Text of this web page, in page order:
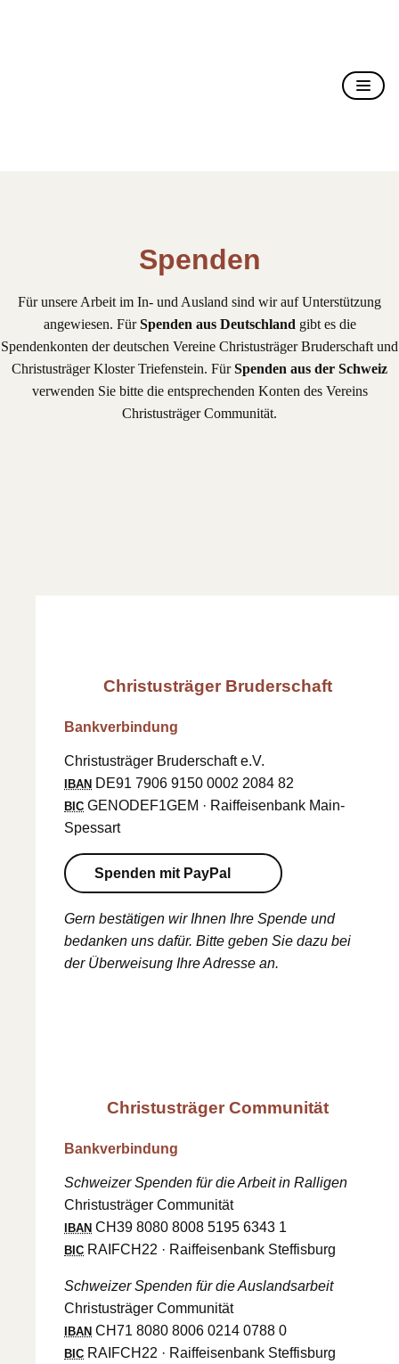
Spenden
Für unsere Arbeit im In- und Ausland sind wir auf Unterstützung
angewiesen. FürSpenden aus Deutschland gibt es die
Spendenkonten der deutschen Vereine Christusträger Bruderschaft und
Christusträger Kloster Triefenstein. FürSpenden aus der Schweiz
verwenden Sie bitte die entsprechenden Konten des Vereins
Christusträger Communität.
Christusträger Bruderschaft
Bankverbindung
Christusträger Bruderschaft e.V.
IBAN DE91 7906 9150 0002 2084 82
BIC GENODEF1GEM · Raiffeisenbank Main-
Spessart
Spenden mit PayPal
Gern bestätigen wir Ihnen Ihre Spende und
bedanken uns dafür. Bitte geben Sie dazu bei
der Überweisung Ihre Adresse an.
Christusträger Communität
Bankverbindung
Schweizer Spenden für die Arbeit in Ralligen
Christusträger Communität
IBAN CH39 8080 8008 5195 6343 1
BIC RAIFCH22 · Raiffeisenbank Steffisburg
Schweizer Spenden für die Auslandsarbeit
Christusträger Communität
IBAN CH71 8080 8006 0214 0788 0
BIC RAIFCH22 · Raiffeisenbank Steffisburg